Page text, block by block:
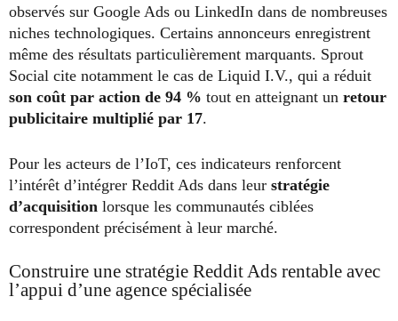
observés sur Google Ads ou LinkedIn dans de nombreuses
niches technologiques. Certains annonceurs enregistrent
même des résultats particulièrement marquants. Sprout
Social cite notamment le cas de Liquid I.V., qui a réduit
son coût par action de 94 % tout en atteignant un retour
publicitaire multiplié par 17.
Pour les acteurs de l’IoT, ces indicateurs renforcent
l’intérêt d’intégrer Reddit Ads dans leur stratégie
d’acquisition lorsque les communautés ciblées
correspondent précisément à leur marché.
Construire une stratégie Reddit Ads rentable avec
l’appui d’une agence spécialisée